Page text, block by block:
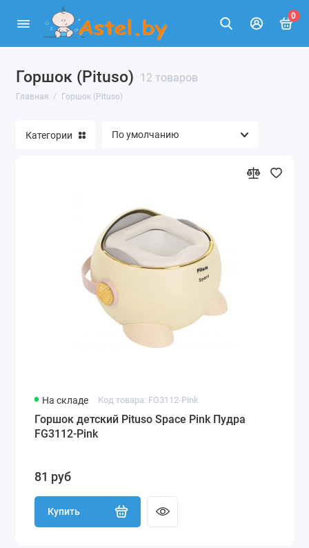
0
Горшок (Pituso) 12 товаров
Главная Горшок (Pituso)
Категории
На складе Код товара: FG3112-Pink
Горшок детский Pituso Space Pink Пудра
FG3112-Pink
81 руб
Купить